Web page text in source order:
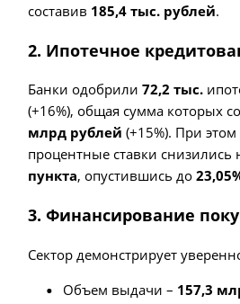
составив 185,4 тыс. рублей.
2. Ипотечное
Банки одобрили72,2 тыс.
(+16%), общая сумма которых
млрд рублей (+15%). При
процентные ставки снизились
пункта, опустившись до
3. Финансирование
Сектор демонстрирует
Объем выдачи – 157,3